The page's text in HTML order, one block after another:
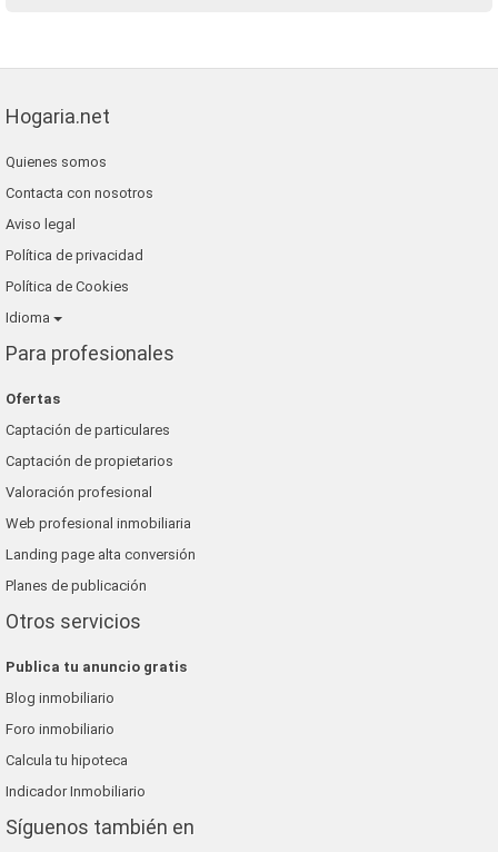
Hogaria.net
Quienes somos
Contacta con nosotros
Aviso legal
Política de privacidad
Política de Cookies
Idioma
Para profesionales
Ofertas
Captación de particulares
Captación de propietarios
Valoración profesional
Web profesional inmobiliaria
Landing page alta conversión
Planes de publicación
Otros servicios
Publica tu anuncio gratis
Blog inmobiliario
Foro inmobiliario
Calcula tu hipoteca
Indicador Inmobiliario
Síguenos también en